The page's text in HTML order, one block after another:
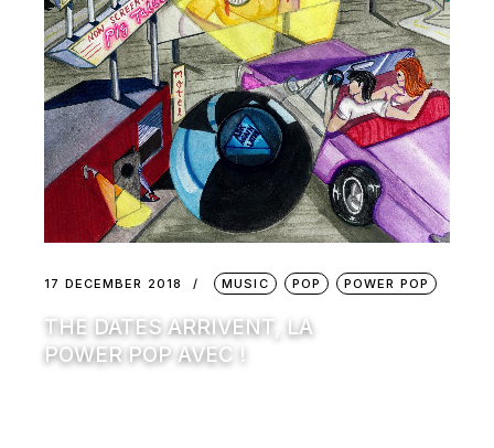
17 DECEMBER 2018 MUSIC POP POWER POP
THE DATES ARRIVENT, LA
POWER POP AVEC !